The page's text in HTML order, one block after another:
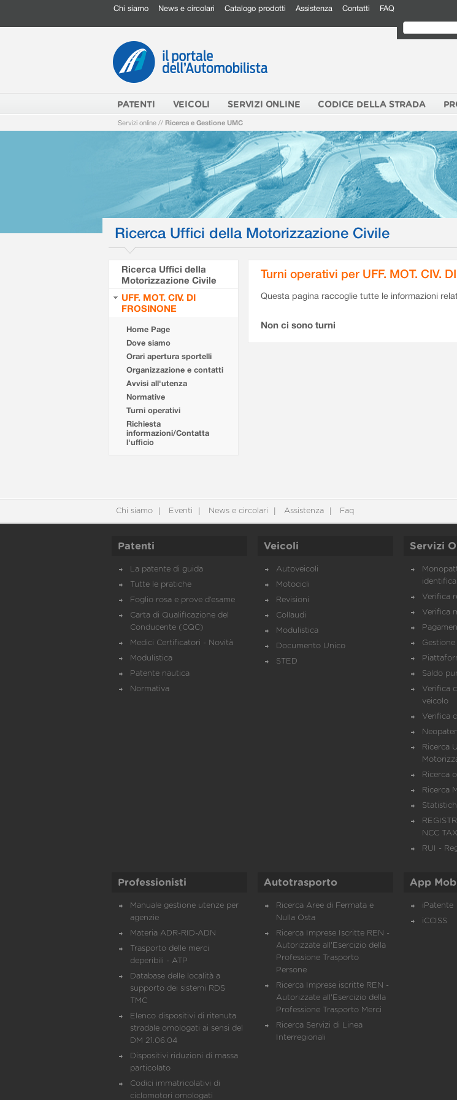
Chi siamo News e circolari Catalogo prodotti Assistenza Contatti FAQ
PATENTI VEICOLI SERVIZI ONLINE CODICE DELLA STRADA
Servizi online // Ricerca e Gestione UMC
Ricerca Uffici della Motorizzazione Civile
Ricerca Uffici della
Motorizzazione Civile
UFF. MOT. CIV. DI
FROSINONE
Home Page
Dove siamo
Orari apertura sportelli
Organizzazione e contatti
Avvisi all'utenza
Normative
Turni operativi
Richiesta
informazioni/Contatta
l'ufficio
Turni operativi per UFF. MOT. CIV.
Questa pagina raccoglie tutte le informazioni
Non ci sono turni
Chi siamo Eventi News e circolari Assistenza Faq
Patenti
La patente di guida
Tutte le pratiche
Foglio rosa e prove d’esame
Carta di Qualificazione del
Conducente (CQC)
Medici Certificatori - Novità
Modulistica
Patente nautica
Normativa
Veicoli
Autoveicoli
Motocicli
Revisioni
Collaudi
Modulistica
Documento Unico
STED
Servizi
Verifica
Verifica
Saldo
Verifica
veicolo
Verifica
Ricerca
Ricerca
Ricerca
NCC
RUI -
Professionisti
Manuale gestione utenze per
agenzie
Materia ADR-RID-ADN
Trasporto delle merci
deperibili - ATP
Database delle località a
supporto dei sistemi RDS
TMC
Elenco dispositivi di ritenuta
stradale omologati ai sensi del
DM 21.06.04
Dispositivi riduzioni di massa
particolato
Codici immatricolativi di
ciclomotori omologati
Autotrasporto
Ricerca Aree di Fermata e
Nulla Osta
Ricerca Imprese Iscritte REN -
Autorizzate all'Esercizio della
Professione Trasporto
Persone
Ricerca Imprese iscritte REN -
Autorizzate all'Esercizio della
Professione Trasporto Merci
Ricerca Servizi di Linea
Interregionali
App
iPatente
iCCISS